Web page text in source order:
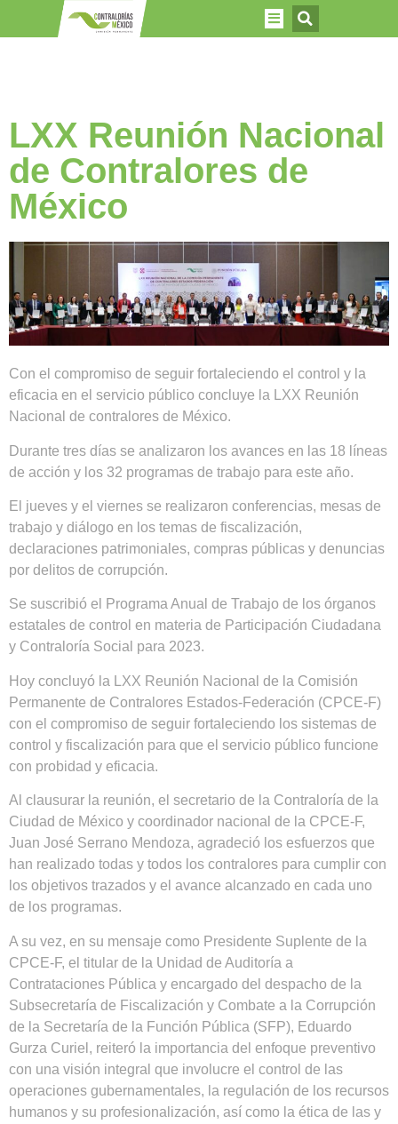
LXX Reunión Nacional
de Contralores de
México
Con el compromiso de seguir fortaleciendo el control y la
eficacia en el servicio público concluye la LXX Reunión
Nacional de contralores de México.
Durante tres días se analizaron los avances en las 18 líneas
de acción y los 32 programas de trabajo para este año.
El jueves y el viernes se realizaron conferencias, mesas de
trabajo y diálogo en los temas de fiscalización,
declaraciones patrimoniales, compras públicas y denuncias
por delitos de corrupción.
Se suscribió el Programa Anual de Trabajo de los órganos
estatales de control en materia de Participación Ciudadana
y Contraloría Social para 2023.
Hoy concluyó la LXX Reunión Nacional de la Comisión
Permanente de Contralores Estados-Federación (CPCE-F)
con el compromiso de seguir fortaleciendo los sistemas de
control y fiscalización para que el servicio público funcione
con probidad y eficacia.
Al clausurar la reunión, el secretario de la Contraloría de la
Ciudad de México y coordinador nacional de la CPCE-F,
Juan José Serrano Mendoza, agradeció los esfuerzos que
han realizado todas y todos los contralores para cumplir con
los objetivos trazados y el avance alcanzado en cada uno
de los programas.
A su vez, en su mensaje como Presidente Suplente de la
CPCE-F, el titular de la Unidad de Auditoría a
Contrataciones Pública y encargado del despacho de la
Subsecretaría de Fiscalización y Combate a la Corrupción
de la Secretaría de la Función Pública (SFP), Eduardo
Gurza Curiel, reiteró la importancia del enfoque preventivo
con una visión integral que involucre el control de las
operaciones gubernamentales, la regulación de los recursos
humanos y su profesionalización, así como la ética de las y